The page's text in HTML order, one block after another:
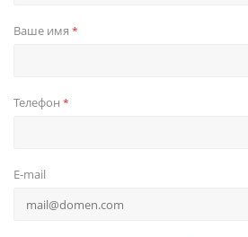
Ваше имя *
Телефон *
E-mail